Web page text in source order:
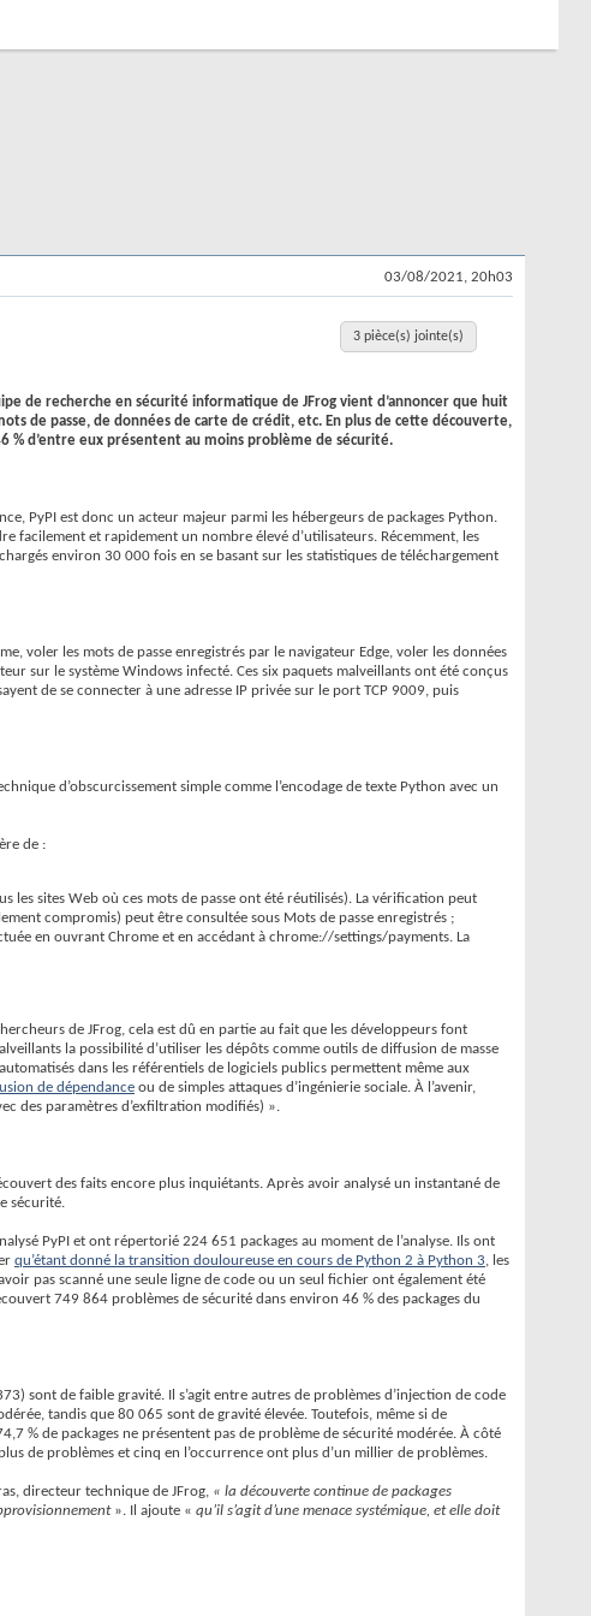
03/08/2021, 20h03
3 pièce(s) jointe(s)
de recherche en sécurité informatique de JFrog vient d’annoncer que huit
de passe, de données de carte de crédit, etc. En plus de cette découverte,
% d’entre eux présentent au moins problème de sécurité.
PyPI est donc un acteur majeur parmi les hébergeurs de packages Python.
facilement et rapidement un nombre élevé d’utilisateurs. Récemment, les
environ 30 000 fois en se basant sur les statistiques de téléchargement
voler les mots de passe enregistrés par le navigateur Edge, voler les données
sur le système Windows infecté. Ces six paquets malveillants ont été conçus
de se connecter à une adresse IP privée sur le port TCP 9009, puis
d’obscurcissement simple comme l’encodage de texte Python avec un
de :
les sites Web où ces mots de passe ont été réutilisés). La vérification peut
compromis) peut être consultée sous Mots de passe enregistrés ;
en ouvrant Chrome et en accédant à chrome://settings/payments. La
de JFrog, cela est dû en partie au fait que les développeurs font
la possibilité d’utiliser les dépôts comme outils de diffusion de masse
dans les référentiels de logiciels publics permettent même aux
de dépendance ou de simples attaques d’ingénierie sociale. À l’avenir,
des paramètres d’exfiltration modifiés) ».
des faits encore plus inquiétants. Après avoir analysé un instantané de
sécurité.
PyPI et ont répertorié 224 651 packages au moment de l’analyse. Ils ont
qu’étant donné la transition douloureuse en cours de Python 2 à Python 3, les
pas scanné une seule ligne de code ou un seul fichier ont également été
749 864 problèmes de sécurité dans environ 46 % des packages du
sont de faible gravité. Il s’agit entre autres de problèmes d’injection de code
tandis que 80 065 sont de gravité élevée. Toutefois, même si de
% de packages ne présentent pas de problème de sécurité modérée. À côté
de problèmes et cinq en l’occurrence ont plus d’un millier de problèmes.
directeur technique de JFrog, « la découverte continue de packages
». Il ajoute « qu’il s’agit d’une menace systémique, et elle doit